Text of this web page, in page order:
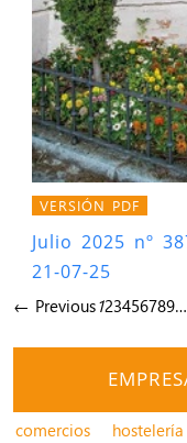
VERSIÓN PDF
Julio 2025 nº
21-07-25
← Previous123456789…
comercios hostelería